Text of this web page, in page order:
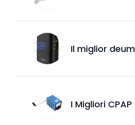
Il miglior
I Migliori